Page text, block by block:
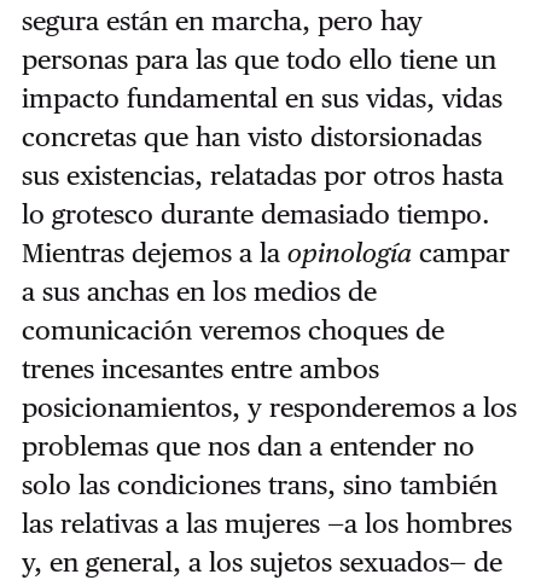
segura están en marcha, pero hay
personas para las que todo ello tiene un
impacto fundamental en sus vidas, vidas
concretas que han visto distorsionadas
sus existencias, relatadas por otros hasta
lo grotesco durante demasiado tiempo.
Mientras dejemos a la opinologíacampar
a sus anchas en los medios de
comunicación veremos choques de
trenes incesantes entre ambos
posicionamientos, y responderemos a los
problemas que nos dan a entender no
solo las condiciones trans, sino también
las relativas a las mujeres —a los hombres
y, en general, a los sujetos sexuados— de